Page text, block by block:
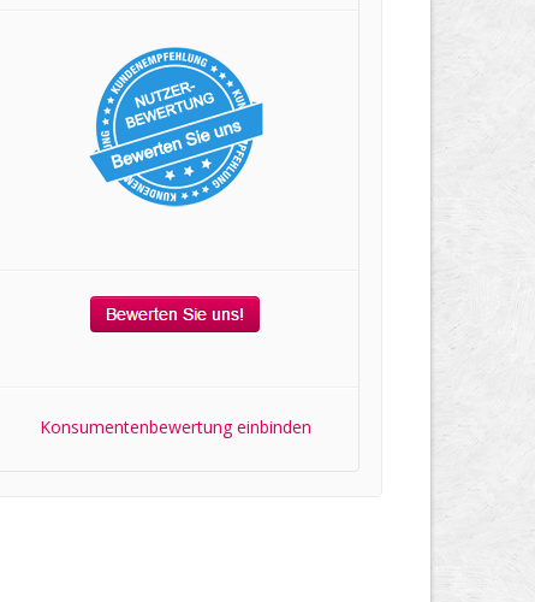
Konsumentenbewertung einbinden